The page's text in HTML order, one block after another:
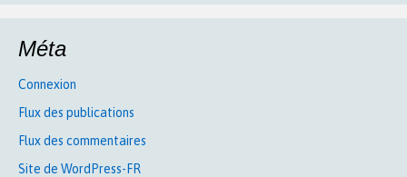
Méta
Connexion
Flux des publications
Flux des commentaires
Site de WordPress-FR